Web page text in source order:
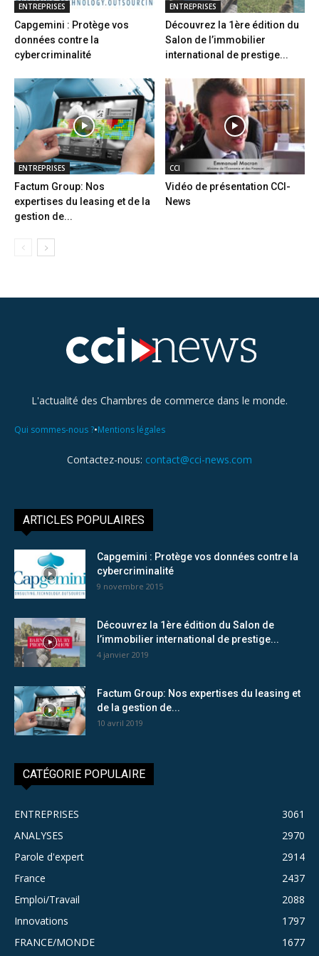
ENTREPRISES
Capgemini : Protège vos
données contre la
cybercriminalité
ENTREPRISES
Découvrez la 1ère édition du
Salon de l’immobilier
international de prestige...
ENTREPRISES
Factum Group: Nos
expertises du leasing et de la
gestion de...
CCI
Vidéo de présentation CCI-
News
L'actualité des Chambres de commerce dans le monde.
Qui sommes-nous ?•Mentions légales
Contactez-nous: contact@cci-news.com
ARTICLES POPULAIRES
Capgemini : Protège vos données contre la
cybercriminalité
9 novembre 2015
Découvrez la 1ère édition du Salon de
l’immobilier international de prestige...
4 janvier 2019
Factum Group: Nos expertises du leasing et
de la gestion de...
10 avril 2019
CATÉGORIE POPULAIRE
ENTREPRISES
3061
ANALYSES
2970
Parole d'expert
2914
France
2437
Emploi/Travail
2088
Innovations
1797
FRANCE/MONDE
1677